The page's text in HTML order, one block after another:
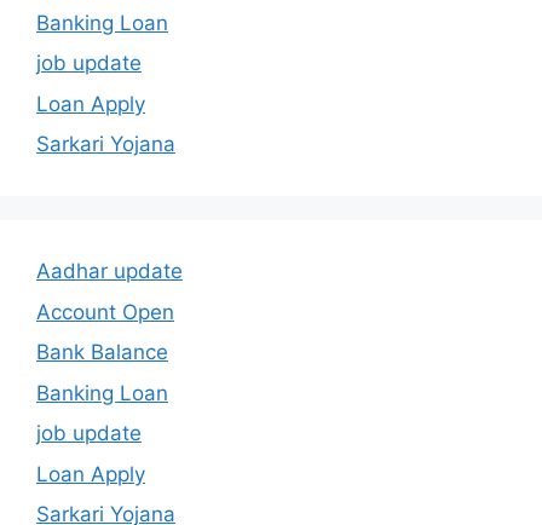
Banking Loan
job update
Loan Apply
Sarkari Yojana
Aadhar update
Account Open
Bank Balance
Banking Loan
job update
Loan Apply
Sarkari Yojana